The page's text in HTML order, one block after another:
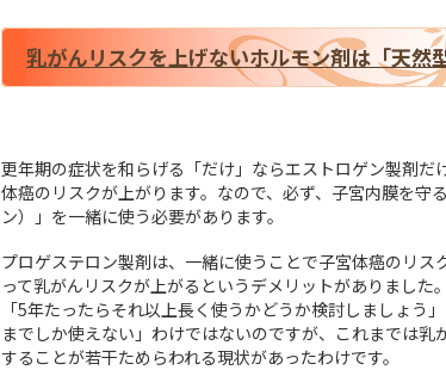
乳がんリスクを上げないホルモン剤は「天然
更年期の症状を和らげる「だけ」ならエストロゲン製剤
体癌のリスクが上がります。なので、必ず、子宮内膜を守
ン）」を一緒に使う必要があります。
プロゲステロン製剤は、一緒に使うことで子宮体癌のリス
って乳がんリスクが上がるというデメリットがありまし
「5年たったらそれ以上長く使うかどうか検討しましょう
までしか使えない」わけではないのですが、これまでは
することが若干ためらわれる現状があったわけです。